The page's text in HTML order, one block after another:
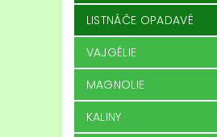
LISTNÁČE OPADAVÉ
VAJGÉLIE
MAGNOLIE
KALINY